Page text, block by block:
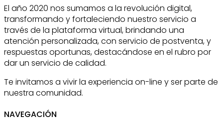
El año 2020 nos sumamos a la revolución digital,
transformando y fortaleciendo nuestro servicio a
través de la plataforma virtual, brindando una
atención personalizada, con servicio de postventa, y
respuestas oportunas, destacándose en el rubro por
dar un servicio de calidad.
Te invitamos a vivir la experiencia on-line y ser parte de
nuestra comunidad.
NAVEGACIÓN